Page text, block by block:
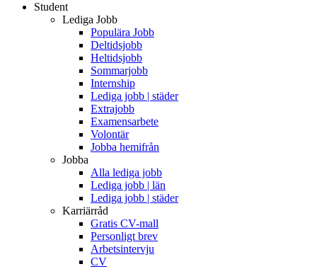
Student
Lediga Jobb
Populära Jobb
Deltidsjobb
Heltidsjobb
Sommarjobb
Internship
Lediga jobb | städer
Extrajobb
Examensarbete
Volontär
Jobba hemifrån
Jobba
Alla lediga jobb
Lediga jobb | län
Lediga jobb | städer
Karriärråd
Gratis CV-mall
Personligt brev
Arbetsintervju
CV